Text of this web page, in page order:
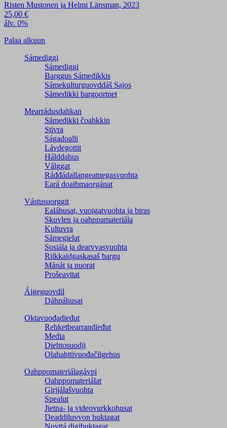
Risten Mustonen ja Helmi Länsman, 2023
25,00 €
álv. 0%
Palaa alkuun
Sámediggi
Sámediggi
Barggus Sámedikkis
Sámekulturguovddáš Sajos
Sámedikki bargoortnet
Mearrádusdahkan
Sámedikki čoahkkin
Stivra
Ságadoalli
Lávdegottit
Hálddahus
Válggat
Ráđđádallangeatnegas­vuohta
Eará doaibmaorgánat
Vástusuorggit
Ealáhusat, vuoigatvuohta ja biras
Skuvlen ja oahppamateriála
Kultuvra
Sámegielat
Sosiála ja dearvvasvuohta
Riikkaidgaskasaš bargu
Mánát ja nuorat
Prošeavttat
Áigeguovdil
Dáhpáhusat
Oktavuođadieđut
Rehketbearrandieđut
Media
Diehtosuodji
Olahahttivuođačilgehus
Oahppomateriálagávpi
Oahppomateriálat
Girjjálašvuohta
Spealut
Jietna- ja videovurkkohusat
Deaddiluvvon buktagat